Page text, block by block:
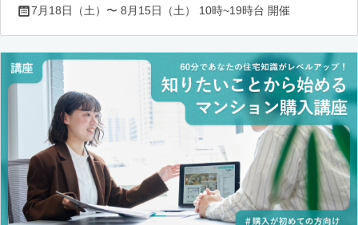
7月18日（土）〜 8月15日（土） 10時~19時台 開催